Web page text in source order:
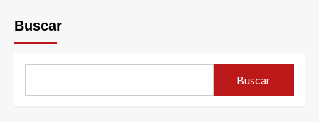
Buscar
Buscar